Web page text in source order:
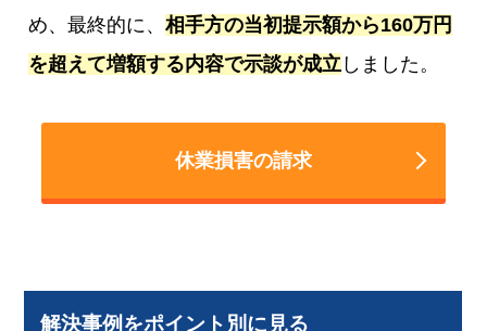
め、最終的に、相手方の当初提示額から160万円
を超えて増額する内容で示談が成立 しました。
休業損害の請求
解決事例をポイント別に見る